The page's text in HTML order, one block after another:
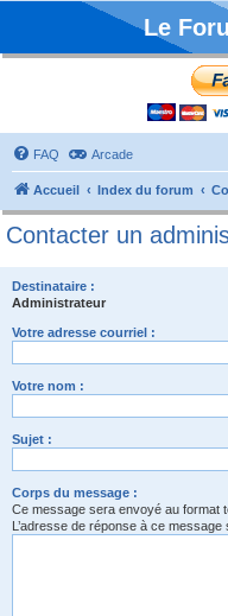
Le
FAQ Arcade
Accueil Index du forum
Contacter un
Destinataire :
Administrateur
Votre adresse courriel :
Votre nom :
Sujet :
Corps du message :
Ce message sera envoyé au format
L’adresse de réponse à ce